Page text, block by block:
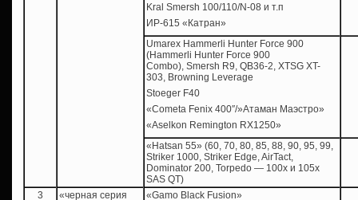
Kral Smersh 100/110/N-08 и т.п
ИР-615 «Катран»
Umarex Hammerli Hunter Force 900
(Hammerli Hunter Force 900
Combo), Smersh R9, QB36-2, XTSG XT-
303, Browning Leverage
Stoeger F40
«Cometa Fenix 400″/»Атаман Маэстро»
«Aselkon Remington RX1250»
«Hatsan 55» (60, 70, 80, 85, 88, 90, 95, 99,
Striker 1000, Striker Edge, AirTact,
Dominator 200, Torpedo — 100x и 105x
SAS QT)
3
«черная серия
«Gamo Black Fusion»